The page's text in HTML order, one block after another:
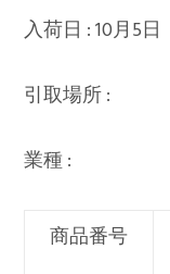
入荷日 : 10月5日
引取場所 :
業種 :
商品番号